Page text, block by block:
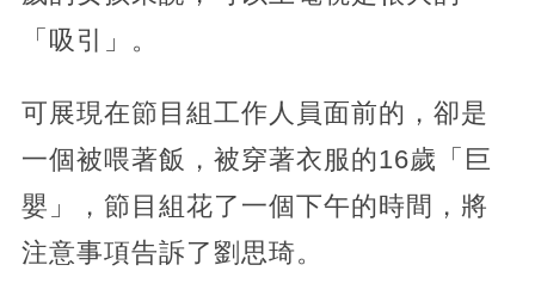
「吸引」。
可展現在節目組工作人員面前的，卻是
一個被喂著飯，被穿著衣服的16歲「巨
嬰」，節目組花了一個下午的時間，將
注意事項告訴了劉思琦。